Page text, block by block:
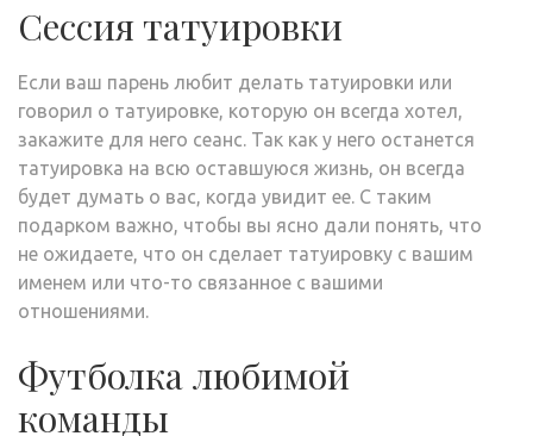
Сессия татуировки
Если ваш парень любит делать татуировки или
говорил о татуировке, которую он всегда хотел,
закажите для него сеанс. Так как у него останется
татуировка на всю оставшуюся жизнь, он всегда
будет думать о вас, когда увидит ее. С таким
подарком важно, чтобы вы ясно дали понять, что
не ожидаете, что он сделает татуировку с вашим
именем или что-то связанное с вашими
отношениями.
Футболка любимой
команды